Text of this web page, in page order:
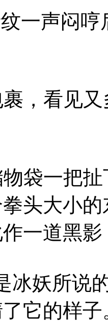
声闷哼
，看见又
袋一把
头大小
一道黑
妖所说
它的样子